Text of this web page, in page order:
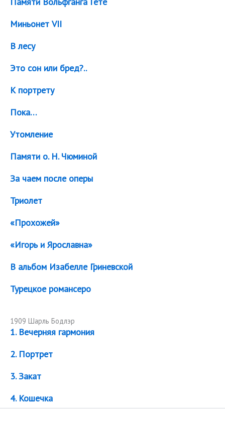
Миньонет VII
В лесу
Это сон или бред?..
К портрету
Пока…
Утомление
Памяти о. Н. Чюминой
За чаем после оперы
Триолет
«Прохожей»
«Игорь и Ярославна»
В альбом Изабелле Гриневской
Турецкое романсеро
1909 Шарль Бодлэр
1. Вечерняя гармония
2. Портрет
3. Закат
4. Кошечка